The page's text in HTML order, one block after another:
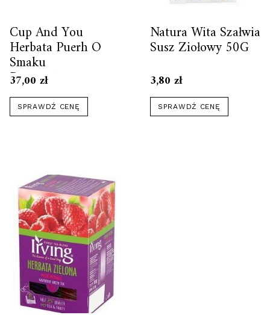
Cup And You
Herbata Puerh O
Smaku
Pomarańczowa
150G
37,00 zł
SPRAWDŹ CENĘ
Natura Wita Szałwia
Susz Ziołowy 50G
3,80 zł
SPRAWDŹ CENĘ